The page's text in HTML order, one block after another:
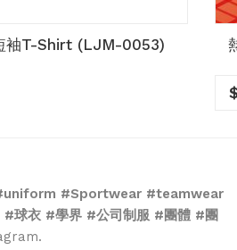
袖T-Shirt (LJM-0053)
#Sportwear #teamwear
球衣 #學界 #公司制服 #團體 #團